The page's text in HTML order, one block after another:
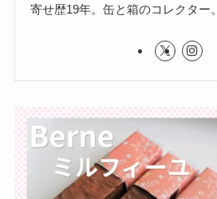
寄せ歴19年。缶と箱のコレクター。